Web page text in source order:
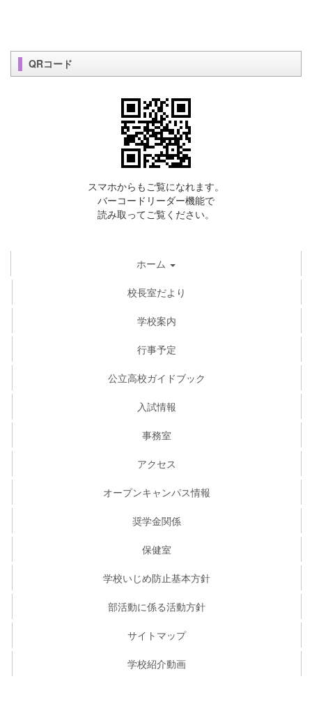
QRコード
スマホからもご覧になれます。
バーコードリーダー機能で
読み取ってご覧ください。
ホーム
校長室だより
学校案内
行事予定
公立高校ガイドブック
入試情報
事務室
アクセス
オープンキャンパス情報
奨学金関係
保健室
学校いじめ防止基本方針
部活動に係る活動方針
サイトマップ
学校紹介動画